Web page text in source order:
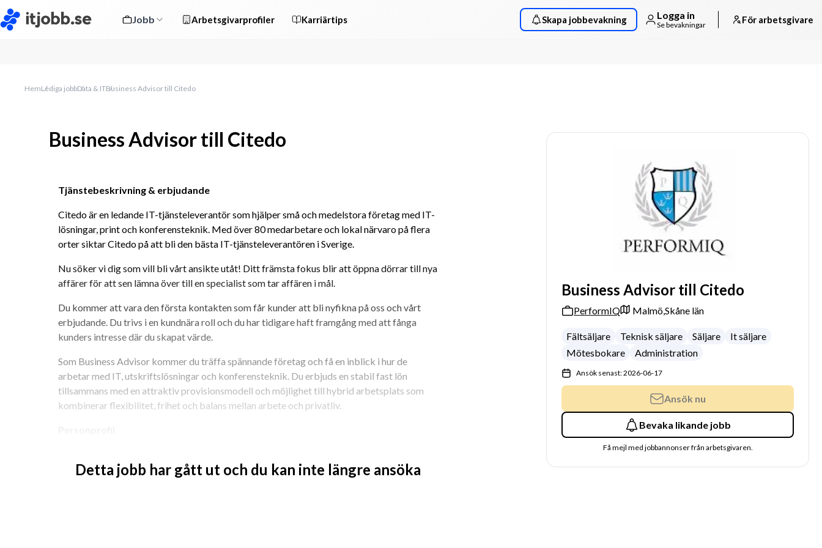
Jobb Arbetsgivarprofiler Karriärtips Skapa jobbevakning Logga in
Se bevakningar För arbetsgivare
HemLediga jobbData & ITBusiness Advisor till Citedo
Business Advisor till Citedo
Tjänstebeskrivning & erbjudande
Citedo är en ledande IT-tjänsteleverantör som hjälper små och medelstora företag med IT-
lösningar, print och konferensteknik. Med över 80 medarbetare och lokal närvaro på flera
orter siktar Citedo på att bli den bästa IT-tjänsteleverantören i Sverige.
Nu söker vi dig som vill bli vårt ansikte utåt! Ditt främsta fokus blir att öppna dörrar till nya
affärer för att sen lämna över till en specialist som tar affären i mål.
Du kommer att vara den första kontakten som får kunder att bli nyfikna på oss och vårt
erbjudande. Du trivs i en kundnära roll och du har tidigare haft framgång med att fånga
kunders intresse där du skapat värde.
Som Business Advisor kommer du träffa spännande företag och få en inblick i hur de
arbetar med IT, utskriftslösningar och konferensteknik. Du erbjuds en stabil fast lön
tillsammans med en attraktiv provisionsmodell och möjlighet till hybrid arbetsplats som
kombinerar flexibilitet, frihet och balans mellan arbete och privatliv.
möjligheter där andra ser hinder. Du har erfarenhet av relationsbyggande försäljning och
Detta jobb har gått ut och du kan inte längre ansöka
Business Advisor till Citedo
PerformIQ Malmö,Skåne län
Fältsäljare Teknisk säljare Säljare
It säljare
Mötesbokare
Administration
Ansök senast: 2026-06-17
Ansök nu
Bevaka likande jobb
Få mejl med jobbannonser från arbetsgivaren.